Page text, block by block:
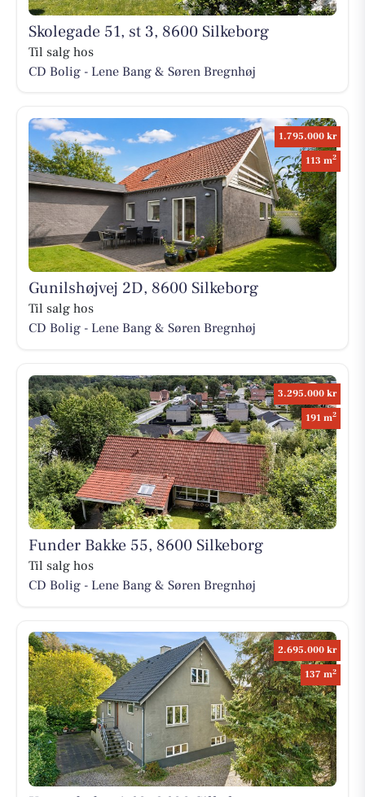
Skolegade 51, st 3, 8600 Silkeborg
Til salg hos
CD Bolig - Lene Bang & Søren Bregnhøj
1.795.000 kr
113 m2
Gunilshøjvej 2D, 8600 Silkeborg
Til salg hos
CD Bolig - Lene Bang & Søren Bregnhøj
3.295.000 kr
191 m2
Funder Bakke 55, 8600 Silkeborg
Til salg hos
CD Bolig - Lene Bang & Søren Bregnhøj
2.695.000 kr
137 m2